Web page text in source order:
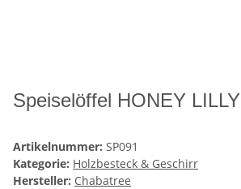
Speiselöffel HONEY LILLY
Artikelnummer: SP091
Kategorie: Holzbesteck & Geschirr
Hersteller: Chabatree